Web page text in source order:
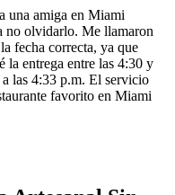
una amiga en Miami
no olvidarlo. Me llamaron
fecha correcta, ya que
la entrega entre las 4:30 y
las 4:33 p.m. El servicio
favorito en Miami